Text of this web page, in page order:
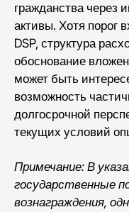
гражданства через
активы. Хотя порог
DSP, структура
обоснование
может быть
возможность
долгосрочной
текущих условий
Примечание: В
государственные
вознаграждения,